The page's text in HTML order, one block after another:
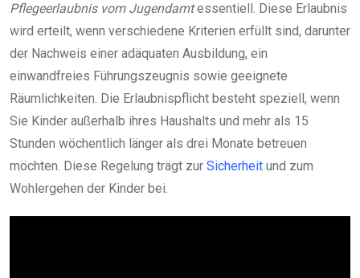
Pflegeerlaubnis vom Jugendamtessentiell. Diese Erlaubnis
wird erteilt, wenn verschiedene Kriterien erfüllt sind, darunter
der Nachweis einer adäquaten Ausbildung, ein
einwandfreies Führungszeugnis sowie geeignete
Räumlichkeiten. Die Erlaubnispflicht besteht speziell, wenn
Sie Kinder außerhalb ihres Haushalts und mehr als 15
Stunden wöchentlich länger als drei Monate betreuen
möchten. Diese Regelung trägt zur Sicherheit und zum
Wohlergehen der Kinder bei.